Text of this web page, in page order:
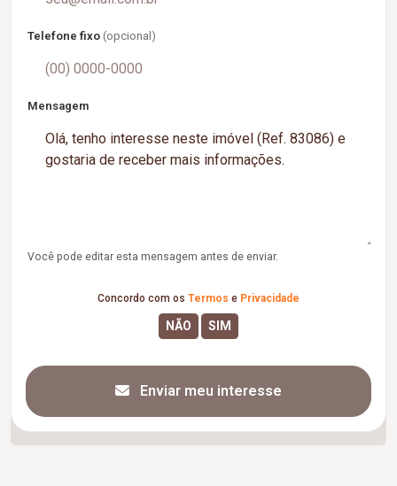
Telefone fixo (opcional)
Mensagem
Você pode editar esta mensagem antes de enviar.
Concordo com os Termos e Privacidade
Enviar meu interesse